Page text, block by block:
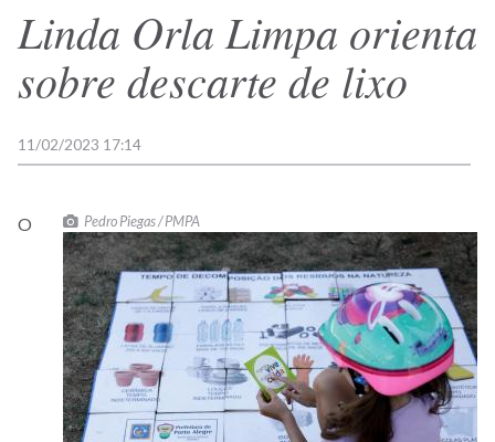
Linda Orla Limpa orienta
sobre descarte de lixo
11/02/2023 17:14
Pedro Piegas / PMPA
O